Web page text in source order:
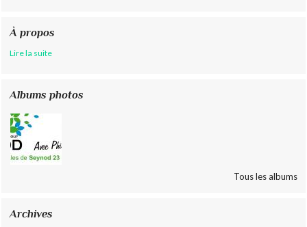
À propos
Lire la suite
Albums photos
Tous les albums
Archives